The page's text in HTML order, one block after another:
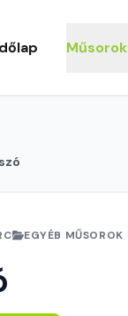
Műsorok
EGYÉB MŰSOROK